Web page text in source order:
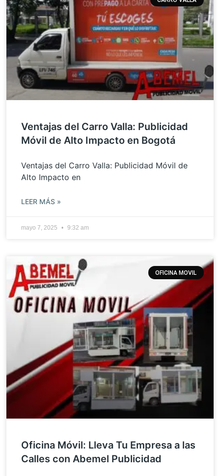
Ventajas del Carro Valla: Publicidad
Móvil de Alto Impacto en Bogotá
Ventajas del Carro Valla: Publicidad Móvil de
Alto Impacto en
LEER MÁS »
mayo 7, 2025 9:32 am
OFICINA MOVIL
Oficina Móvil: Lleva Tu Empresa a las
Calles con Abemel Publicidad